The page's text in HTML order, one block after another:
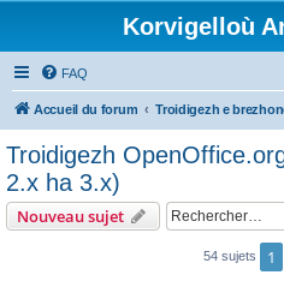
Korvigelloù
FAQ
Accueil du forum Troidigezh e
Troidigezh
2.x ha 3.x)
Nouveau sujet
54 sujets 1